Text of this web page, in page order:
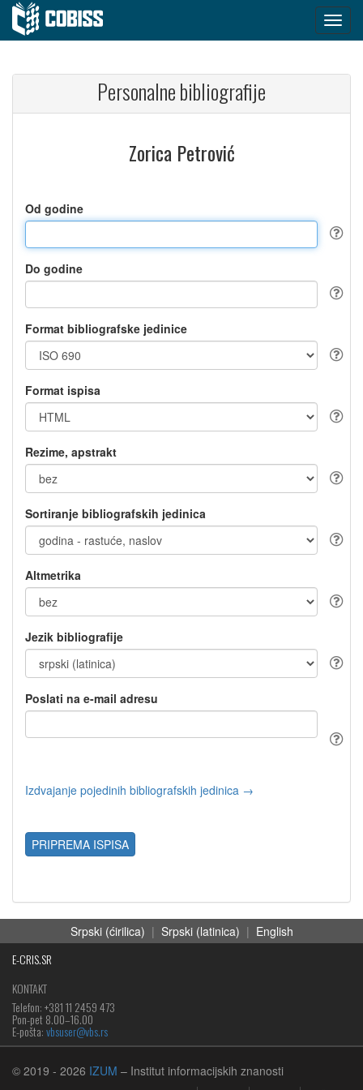
Personalne bibliografije
Zorica Petrović
Od godine
Do godine
Format bibliografske jedinice
Format ispisa
Rezime, apstrakt
Sortiranje bibliografskih jedinica
Altmetrika
Jezik bibliografije
Poslati na e-mail adresu
Izdvajanje pojedinih bibliografskih jedinica →
PRIPREMA ISPISA
Srpski (ćirilica) | Srpski (latinica) | English
E-CRIS.SR
KONTAKT
Telefon: +381 11 2459 473
Pon-pet 8.00–16.00
E-pošta:vbsuser@vbs.rs
© 2019 - 2026 IZUM – Institut informacijskih znanosti